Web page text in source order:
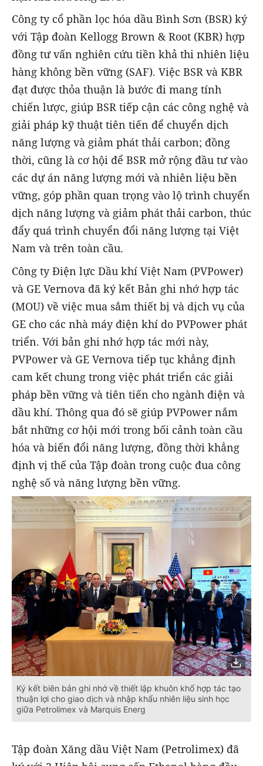
Công ty cổ phần lọc hóa dầu Bình Sơn (BSR) ký
với Tập đoàn Kellogg Brown & Root (KBR) hợp
đồng tư vấn nghiên cứu tiền khả thi nhiên liệu
hàng không bền vững (SAF). Việc BSR và KBR
đạt được thỏa thuận là bước đi mang tính
chiến lược, giúp BSR tiếp cận các công nghệ và
giải pháp kỹ thuật tiên tiến để chuyển dịch
năng lượng và giảm phát thải carbon; đồng
thời, cũng là cơ hội để BSR mở rộng đầu tư vào
các dự án năng lượng mới và nhiên liệu bền
vững, góp phần quan trọng vào lộ trình chuyển
dịch năng lượng và giảm phát thải carbon, thúc
đẩy quá trình chuyển đổi năng lượng tại Việt
Nam và trên toàn cầu.
Công ty Điện lực Dầu khí Việt Nam (PVPower)
và GE Vernova đã ký kết Bản ghi nhớ hợp tác
(MOU) về việc mua sắm thiết bị và dịch vụ của
GE cho các nhà máy điện khí do PVPower phát
triển. Với bản ghi nhớ hợp tác mới này,
PVPower và GE Vernova tiếp tục khẳng định
cam kết chung trong việc phát triển các giải
pháp bền vững và tiên tiến cho ngành điện và
dầu khí. Thông qua đó sẽ giúp PVPower nắm
bắt những cơ hội mới trong bối cảnh toàn cầu
hóa và biến đổi năng lượng, đồng thời khẳng
định vị thế của Tập đoàn trong cuộc đua công
nghệ số và năng lượng bền vững.
Ký kết biên bản ghi nhớ về thiết lập khuôn khổ hợp tác tạo
thuận lợi cho giao dịch và nhập khẩu nhiên liệu sinh học
giữa Petrolimex và Marquis Energ
Tập đoàn Xăng dầu Việt Nam (Petrolimex) đã